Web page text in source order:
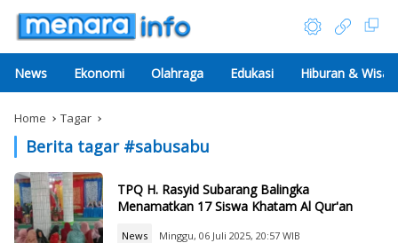
News Ekonomi Olahraga Edukasi Hiburan &
Home Tagar
Berita tagar #sabusabu
TPQ H. Rasyid Subarang Balingka
Menamatkan 17 Siswa Khatam Al Qur'an
News Minggu, 06 Juli 2025, 20:57 WIB